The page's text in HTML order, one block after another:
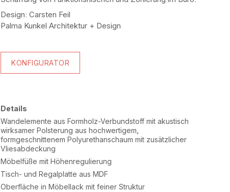
Design: Carsten Feil
Palma Kunkel Architektur + Design
KONFIGURATOR
Details
Wandelemente aus Formholz-Verbundstoff mit akustisch
wirksamer Polsterung aus hochwertigem,
formgeschnittenem Polyurethanschaum mit zusätzlicher
Vliesabdeckung
Möbelfüße mit Höhenregulierung
Tisch- und Regalplatte aus MDF
Oberfläche in Möbellack mit feiner Struktur